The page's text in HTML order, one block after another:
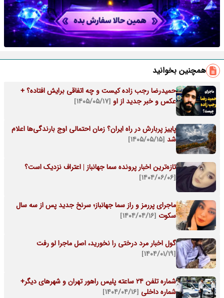
همچنین بخوانید
حمیدرضا رجب‌ زاده کیست و چه اتفاقی برایش افتاده؟ +
عکس و خبر جدید از او [۱۴۰۵/۰۵/۱۷]
پاییز پربارش در راه ایران؟ زمان احتمالی اوج بارندگی‌ها اعلام
شد [۱۴۰۵/۰۵/۱۵]
تازه‌ترین اخبار پرونده سما جهانباز | اعتراف نزدیک است؟
[۱۴۰۴/۰۶/۰۶]
ماجرای پررمز و راز سما جهانباز؛ سرنخ جدید پس از سه سال
سکوت [۱۴۰۴/۰۴/۱۶]
گول اخبار مرد درختی را نخورید، اصل ماجرا لو رفت
[۱۴۰۴/۰۱/۱۹]
شماره تلفن ۲۴ ساعته پلیس راهور تهران و شهرهای دیگر+
شماره داخلی [۱۴۰۴/۰۴/۱۶]